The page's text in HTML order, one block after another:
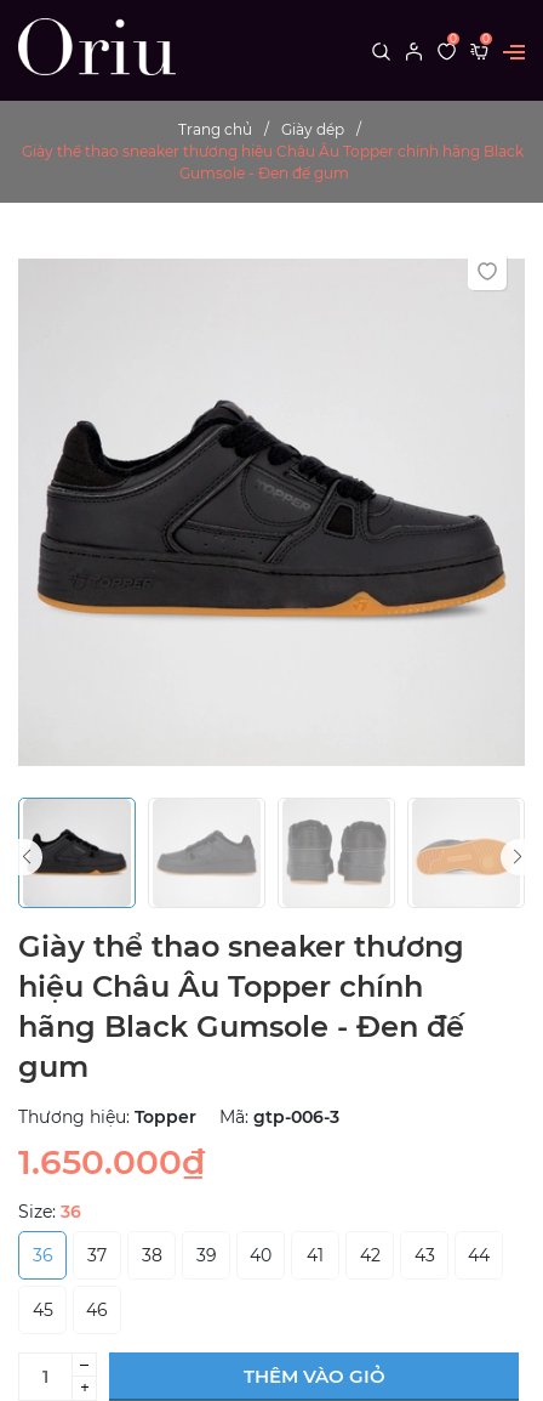
0 0
Trang chủ
Giày dép
Giày thể thao sneaker thương hiệu Châu Âu Topper chính hãng Black
Gumsole - Đen đế gum
Giày thể thao sneaker thương
hiệu Châu Âu Topper chính
hãng Black Gumsole - Đen đế
gum
Thương hiệu: Topper Mã: gtp-006-3
1.650.000₫
Size: 36
36
37 38 39 40 41 42 43 44
45 46
–
+
THÊM VÀO GIỎ